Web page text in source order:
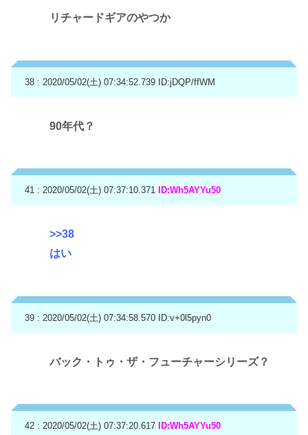
リチャードギアのやつか
38 : 2020/05/02(土) 07:34:52.739 ID:jDQP/ffWM
90年代？
41 : 2020/05/02(土) 07:37:10.371 ID:Wh5AYYu50
>>38
はい
39 : 2020/05/02(土) 07:34:58.570 ID:v+0l5pyn0
バック・トゥ・ザ・フューチャーシリーズ？
42 : 2020/05/02(土) 07:37:20.617 ID:Wh5AYYu50